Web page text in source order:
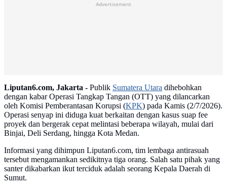
Advertisement
Liputan6.com, Jakarta - Publik Sumatera Utara dihebohkan
dengan kabar Operasi Tangkap Tangan (OTT) yang dilancarkan
oleh Komisi Pemberantasan Korupsi (KPK) pada Kamis (2/7/2026).
Operasi senyap ini diduga kuat berkaitan dengan kasus suap fee
proyek dan bergerak cepat melintasi beberapa wilayah, mulai dari
Binjai, Deli Serdang, hingga Kota Medan.
Informasi yang dihimpun Liputan6.com, tim lembaga antirasuah
tersebut mengamankan sedikitnya tiga orang. Salah satu pihak yang
santer dikabarkan ikut terciduk adalah seorang Kepala Daerah di
Sumut.